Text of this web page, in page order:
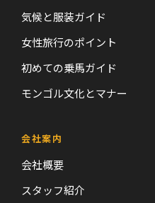
気候と服装ガイド
女性旅行のポイント
初めての乗馬ガイド
モンゴル文化とマナー
会社案内
会社概要
スタッフ紹介